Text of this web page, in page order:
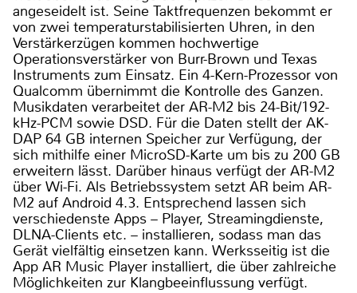
angeseidelt ist. Seine Taktfrequenzen bekommt er
von zwei temperaturstabilisierten Uhren, in den
Verstärkerzügen kommen hochwertige
Operationsverstärker von Burr-Brown und Texas
Instruments zum Einsatz. Ein 4-Kern-Prozessor von
Qualcomm übernimmt die Kontrolle des Ganzen.
Musikdaten verarbeitet der AR-M2 bis 24-Bit/192-
kHz-PCM sowie DSD. Für die Daten stellt der AK-
DAP 64 GB internen Speicher zur Verfügung, der
sich mithilfe einer MicroSD-Karte um bis zu 200 GB
erweitern lässt. Darüber hinaus verfügt der AR-M2
über Wi-Fi. Als Betriebssystem setzt AR beim AR-
M2 auf Android 4.3. Entsprechend lassen sich
verschiedenste Apps – Player, Streamingdienste,
DLNA-Clients etc. – installieren, sodass man das
Gerät vielfältig einsetzen kann. Werksseitig ist die
App AR Music Player installiert, die über zahlreiche
Möglichkeiten zur Klangbeeinflussung verfügt.